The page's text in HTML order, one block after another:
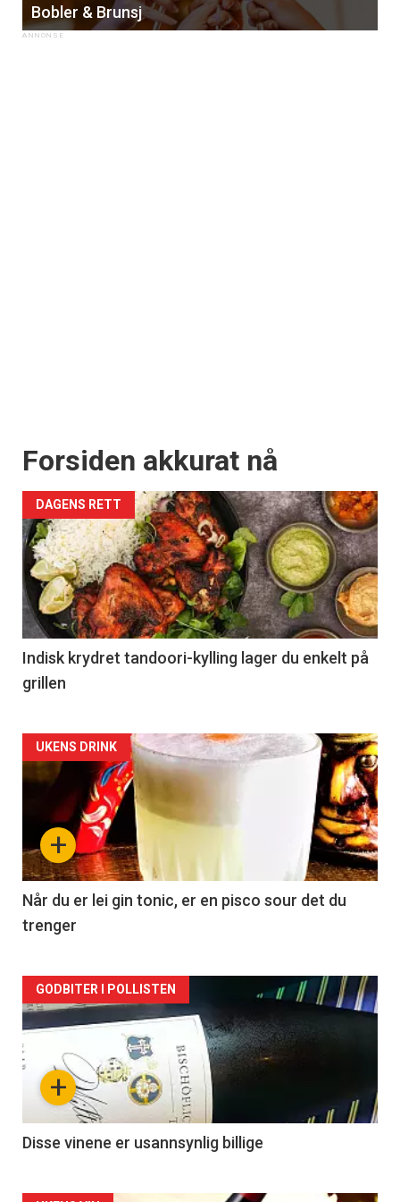
Bobler & Brunsj
Forsiden akkurat nå
DAGENS RETT
Indisk krydret tandoori-kylling lager du enkelt på
grillen
Forsiden
akkurat
nå
-
2
+
UKENS DRINK
Når du er lei gin tonic, er en pisco sour det du
trenger
Forsiden
akkurat
nå
3
+
GODBITER I POLLISTEN
Disse vinene er usannsynlig billige